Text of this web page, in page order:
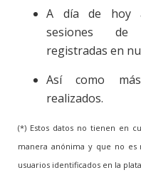
A día de hoy
sesiones de
registradas en
Así como
realizados.
(*) Estos datos no tienen en
manera anónima y que no es
usuarios identificados en la